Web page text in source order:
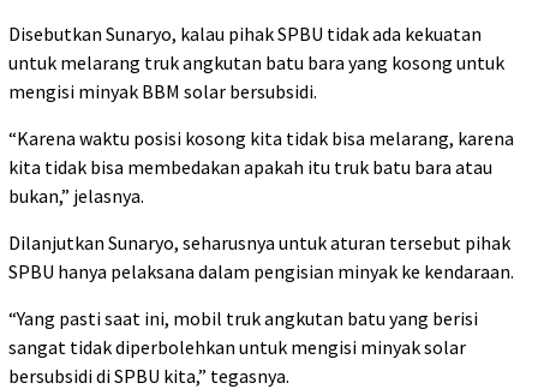
Disebutkan Sunaryo, kalau pihak SPBU tidak ada kekuatan
untuk melarang truk angkutan batu bara yang kosong untuk
mengisi minyak BBM solar bersubsidi.
“Karena waktu posisi kosong kita tidak bisa melarang, karena
kita tidak bisa membedakan apakah itu truk batu bara atau
bukan,” jelasnya.
Dilanjutkan Sunaryo, seharusnya untuk aturan tersebut pihak
SPBU hanya pelaksana dalam pengisian minyak ke kendaraan.
“Yang pasti saat ini, mobil truk angkutan batu yang berisi
sangat tidak diperbolehkan untuk mengisi minyak solar
bersubsidi di SPBU kita,” tegasnya.